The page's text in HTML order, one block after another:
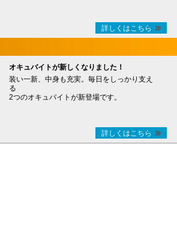
詳しくはこちら
オキュバイトが新しくなりました！
装い一新、中身も充実。毎日をしっかり支え
る
2つのオキュバイトが新登場です。
詳しくはこちら